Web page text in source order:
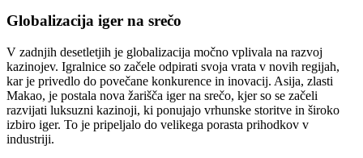
Globalizacija iger na srečo
V zadnjih desetletjih je globalizacija močno vplivala na razvoj
kazinojev. Igralnice so začele odpirati svoja vrata v novih regijah,
kar je privedlo do povečane konkurence in inovacij. Asija, zlasti
Makao, je postala nova žarišča iger na srečo, kjer so se začeli
razvijati luksuzni kazinoji, ki ponujajo vrhunske storitve in široko
izbiro iger. To je pripeljalo do velikega porasta prihodkov v
industriji.